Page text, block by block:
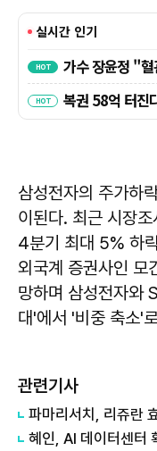
삼성전자의 주가하
이된다. 최근 시장
4분기 최대 5% 하
외국계 증권사인 모
망하며 삼성전자와
대'에서 '비중 축소'
관련기사
파마리서치, 리쥬란
혜인, AI 데이터센터